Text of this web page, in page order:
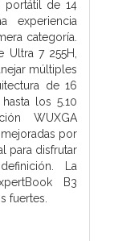
portátil de 14
experiencia
categoría.
7 255H,
múltiples
de 16
los 5.10
WUXGA
por
para disfrutar
La
B3
fuertes.